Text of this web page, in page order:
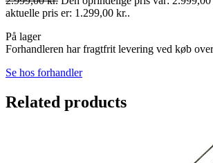
aktuelle pris er: 1.299,00 kr..
På lager
Forhandleren har fragtfrit levering ved køb
Se hos forhandler
Related products